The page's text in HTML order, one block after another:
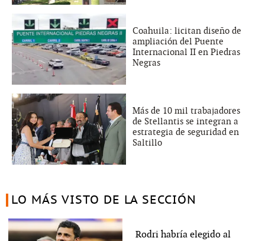
Coahuila: licitan diseño de
ampliación del Puente
Internacional II en Piedras
Negras
Más de 10 mil trabajadores
de Stellantis se integran a
estrategia de seguridad en
Saltillo
LO MÁS VISTO DE LA SECCIÓN
Rodri habría elegido al